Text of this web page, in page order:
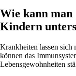
Wie kann man
Kindern
Krankheiten lassen sich
können das
Lebensgewohnheiten